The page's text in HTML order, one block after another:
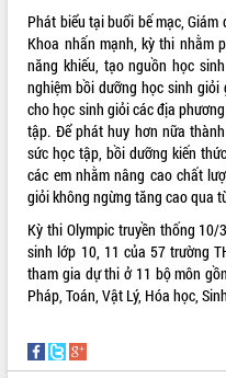
Diễn đàn Kinh tế tư nhân Việt Nam
phá cơ chế - Hợp tác công tư
Đề án 06 tạo bước ngoặt đột phá
cải cách hành chính tỉnh Đắk Lắk
Kết nối tour, đẩy mạnh chuyển đổi số
để phát triển du lịch Đắk Lắk
Khởi động Dự án Đầu tư xây dựng hạ
tầng kỹ thuật Cụm công nghiệp Tân
Tiến
Gặp mặt các cơ quan báo chí nhân Kỷ
niệm 101 năm Ngày Báo chí Cách
mạng Việt Nam
Đắk Lắk sơ kết 4 năm triển khai thực
Họp báo thông tin về Hội nghị Công bố
Phát biểu tại buổi bế mạc,
Khoa nhấn mạnh, kỳ thi nhằm
năng khiếu, tạo nguồn học
nghiệm bồi dưỡng học sinh
cho học sinh giỏi các địa
tập. Để phát huy hơn nữa
sức học tập, bồi dưỡng kiến
các em nhằm nâng cao chất
giỏi không ngừng tăng cao qua
Kỳ thi Olympic truyền thống
sinh lớp 10, 11 của 57 trường
tham gia dự thi ở 11 bộ môn
Pháp, Toán, Vật Lý, Hóa học,